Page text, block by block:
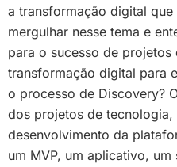
a transformação digital
mergulhar nesse tema e
para o sucesso de projetos
transformação digital para
o processo de Discovery?
dos projetos de tecnologia,
desenvolvimento da
um MVP, um aplicativo,